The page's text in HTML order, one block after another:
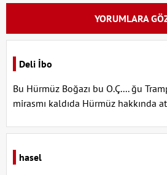
YORUMLARA
Deli İbo
Bu Hürmüz Boğazı bu O.Ç.... ğu
mirasmı kaldıda Hürmüz hakkında
hasel